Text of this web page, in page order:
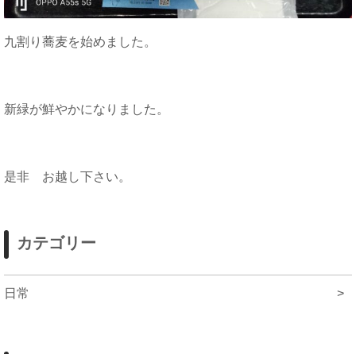
九割り蕎麦を始めました。
新緑が鮮やかになりました。
是非 お越し下さい。
カテゴリー
日常 >